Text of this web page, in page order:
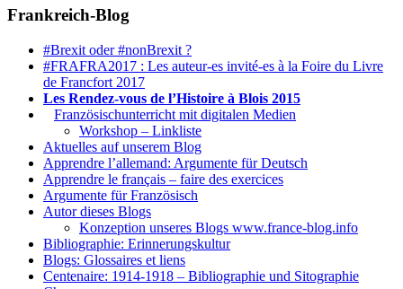
Frankreich-Blog
#Brexit oder #nonBrexit ?
#FRAFRA2017 : Les auteur-es invité-es à la Foire du Livre
de Francfort 2017
Les Rendez-vous de l’Histoire à Blois 2015
Französischunterricht mit digitalen Medien
Workshop – Linkliste
Aktuelles auf unserem Blog
Apprendre l’allemand: Argumente für Deutsch
Apprendre le français – faire des exercices
Argumente für Französisch
Autor dieses Blogs
Konzeption unseres Blogs www.france-blog.info
Bibliographie: Erinnerungskultur
Blogs: Glossaires et liens
Centenaire: 1914-1918 – Bibliographie und Sitographie